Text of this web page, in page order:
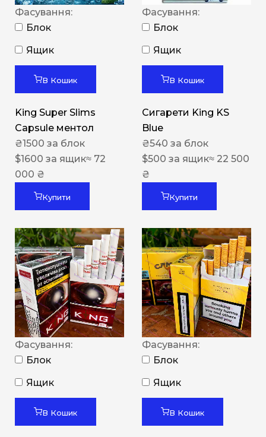
Фасування:
Блок
Ящик
В Кошик
King Super Slims
Capsule ментол
₴1500 за блок
$1600 за ящик≈ 72
000 ₴
Купити
Фасування:
Блок
Ящик
В Кошик
Сигарети King KS
Blue
₴540 за блок
$500 за ящик≈ 22 500
₴
Купити
Фасування:
Блок
Ящик
В Кошик
Фасування:
Блок
Ящик
В Кошик